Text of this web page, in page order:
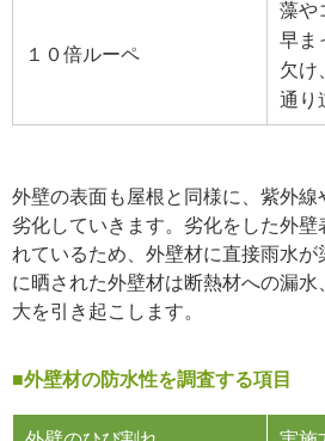
１０倍ルーペ
藻や
早ま
欠け
通り
外壁の表面も屋根と同様に、紫外線
劣化していきます。劣化をした外壁
れているため、外壁材に直接雨水
に晒された外壁材は断熱材への漏
大を引き起こします。
■外壁材の防水性を調査する項目